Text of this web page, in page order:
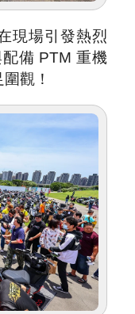
現場引發熱烈
備 PTM 重機
觀！